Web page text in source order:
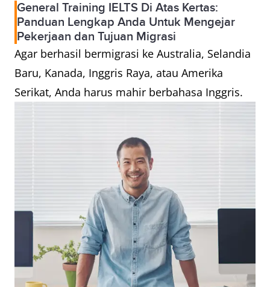
General Training IELTS Di Atas Kertas:
Panduan Lengkap Anda Untuk Mengejar
Pekerjaan dan Tujuan Migrasi
Agar berhasil bermigrasi ke Australia, Selandia
Baru, Kanada, Inggris Raya, atau Amerika
Serikat, Anda harus mahir berbahasa Inggris.